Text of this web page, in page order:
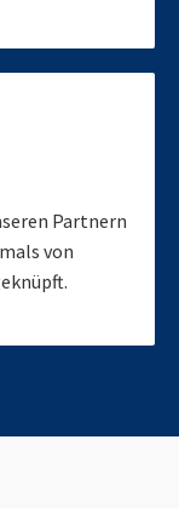
Partnern
von